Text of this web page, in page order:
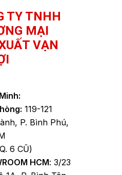
TY TNHH
MẠI
VẠN
119-121
P. Bình Phú,
6 CŨ)
HCM: 3/23
Facebook
YouTube
TikTok